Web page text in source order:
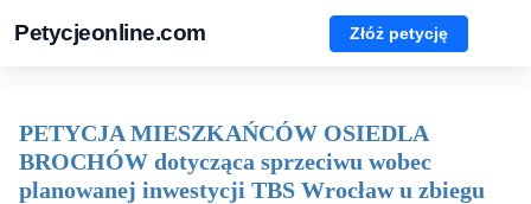
Petycjeonline.com Złóż petycję
PETYCJA MIESZKAŃCÓW OSIEDLA
BROCHÓW dotycząca sprzeciwu wobec
planowanej inwestycji TBS Wrocław u zbiegu